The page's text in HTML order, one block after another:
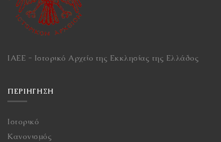
ΙΑΕΕ - Ιστορικό Αρχείο της Εκκλησίας της Ελλάδος
ΠΕΡΙΉΓΗΣΗ
Ιστορικό
Κανονισμός